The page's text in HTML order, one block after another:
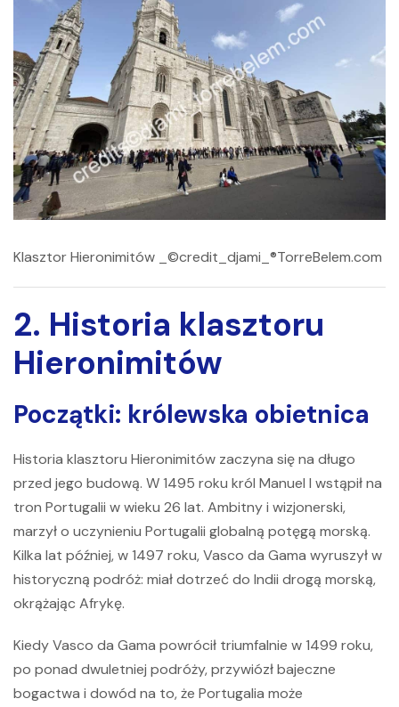
Klasztor Hieronimitów _©credit_djami_®TorreBelem.com
2. Historia klasztoru
Hieronimitów
Początki: królewska obietnica
Historia klasztoru Hieronimitów zaczyna się na długo
przed jego budową. W 1495 roku król Manuel I wstąpił na
tron ​​Portugalii w wieku 26 lat. Ambitny i wizjonerski,
marzył o uczynieniu Portugalii globalną potęgą morską.
Kilka lat później, w 1497 roku, Vasco da Gama wyruszył w
historyczną podróż: miał dotrzeć do Indii drogą morską,
okrążając Afrykę.
Kiedy Vasco da Gama powrócił triumfalnie w 1499 roku,
po ponad dwuletniej podróży, przywiózł bajeczne
bogactwa i dowód na to, że Portugalia może